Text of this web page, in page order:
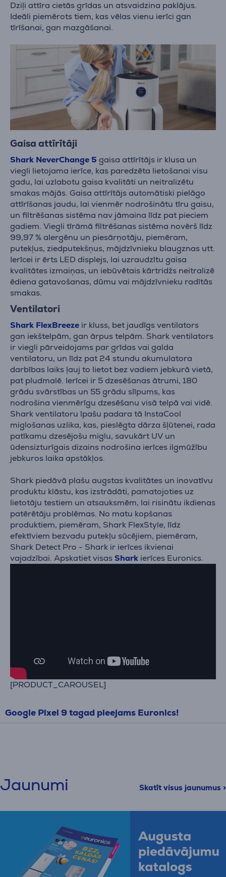
Dziļi attīra cietās grīdas un atsvaidzina paklājus.
Ideāli piemērots tiem, kas vēlas vienu ierīci gan
tīrīšanai, gan mazgāšanai.
Gaisa attīrītāji
Shark NeverChange 5 gaisa attīrītājs ir klusa un
viegli lietojama ierīce, kas paredzēta lietošanai visu
gadu, lai uzlabotu gaisa kvalitāti un neitralizētu
smakas mājās. Gaisa attīrītājs automātiski pielāgo
attīrīšanas jaudu, lai vienmēr nodrošinātu tīru gaisu,
un filtrēšanas sistēma nav jāmaina līdz pat pieciem
gadiem. Viegli tīrāmā filtrēšanas sistēma novērš līdz
99,97 % alergēnu un piesārņotāju, piemēram,
putekļus, ziedputekšņus, mājdzīvnieku blaugznas utt.
Ierīcei ir ērts LED displejs, lai uzraudzītu gaisa
kvalitātes izmaiņas, un iebūvētais kārtridžs neitralizē
ēdiena gatavošanas, dūmu vai mājdzīvnieku radītās
smakas.
Ventilatori
Shark FlexBreeze ir kluss, bet jaudīgs ventilators
gan iekštelpām, gan ārpus telpām. Shark ventilators
ir viegli pārveidojams par grīdas vai galda
ventilatoru, un līdz pat 24 stundu akumulatora
darbības laiks ļauj to lietot bez vadiem jebkurā vietā,
pat pludmalē. Ierīcei ir 5 dzesēšanas ātrumi, 180
grādu svārstības un 55 grādu slīpums, kas
nodrošina vienmērīgu dzesēšanu visā telpā vai vidē.
Shark ventilatoru īpašu padara tā InstaCool
miglošanas uzlika, kas, pieslēgta dārza šļūtenei, rada
patīkamu dzesējošu miglu, savukārt UV un
ūdensizturīgais dizains nodrošina ierīces ilgmūžību
jebkuros laika apstākļos.
Shark piedāvā plašu augstas kvalitātes un inovatīvu
produktu klāstu, kas izstrādāti, pamatojoties uz
lietotāju testiem un atsauksmēm, lai risinātu ikdienas
patērētāju problēmas. No matu kopšanas
produktiem, piemēram, Shark FlexStyle, līdz
efektīviem bezvadu putekļu sūcējiem, piemēram,
Shark Detect Pro - Shark ir ierīces ikvienai
vajadzībai. Apskatiet visasShark ierīces Euronics.
[PRODUCT_CAROUSEL]
Google Pixel 9 tagad pieejams Euronics!
Jaunumi Skatīt visus jaunumus >